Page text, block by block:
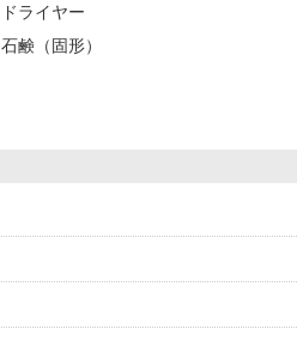
ドライヤー
石鹸（固形）